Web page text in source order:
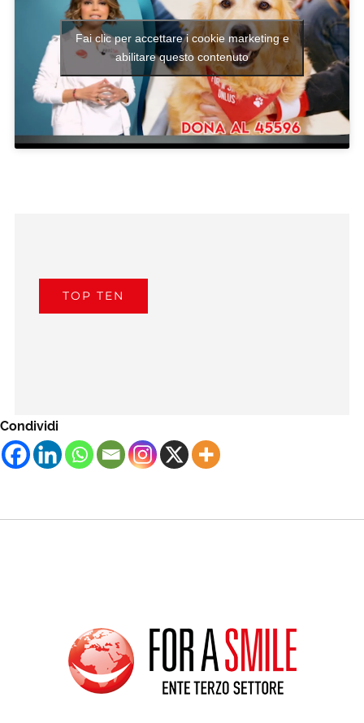
Fai clic per accettare i cookie marketing e
abilitare questo contenuto
TOP TEN
Condividi